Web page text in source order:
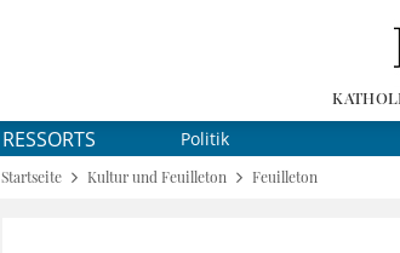
RESSORTS Politik
Startseite Kultur und Feuilleton Feuilleton